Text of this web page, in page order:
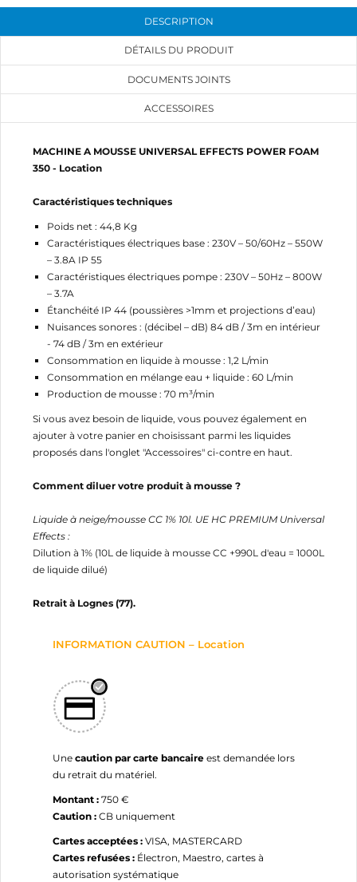
DESCRIPTION
DÉTAILS DU PRODUIT
DOCUMENTS JOINTS
ACCESSOIRES
MACHINE A MOUSSE UNIVERSAL EFFECTS POWER FOAM
350 - Location
Caractéristiques techniques
Poids net : 44,8 Kg
Caractéristiques électriques base : 230V – 50/60Hz – 550W
– 3.8A IP 55
Caractéristiques électriques pompe : 230V – 50Hz – 800W
– 3.7A
Étanchéité IP 44 (poussières >1mm et projections d’eau)
Nuisances sonores : (décibel – dB) 84 dB / 3m en intérieur
- 74 dB / 3m en extérieur
Consommation en liquide à mousse : 1,2 L/min
Consommation en mélange eau + liquide : 60 L/min
Production de mousse : 70 m³/min
Si vous avez besoin de liquide, vous pouvez également en
ajouter à votre panier en choisissant parmi les liquides
proposés dans l'onglet "Accessoires" ci-contre en haut.
Comment diluer votre produit à mousse ?
Liquide à neige/mousse CC 1% 10l. UE HC PREMIUM Universal
Effects :
Dilution à 1% (10L de liquide à mousse CC +990L d'eau = 1000L
de liquide dilué)
Retrait à Lognes (77).
INFORMATION CAUTION – Location
Une caution par carte bancaire est demandée lors
du retrait du matériel.
Montant : 750 €
Caution : CB uniquement
Cartes acceptées : VISA, MASTERCARD
Cartes refusées : Électron, Maestro, cartes à
autorisation systématique
CRÉER UNE LISTE D'ENVIES
NOM DE LA LISTE D'ENVIES
CONNEXION
à votre liste d'envies.
Annuler